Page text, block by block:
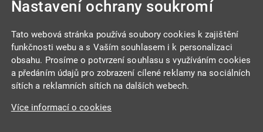
INTEGRA CENTRUM s.r.o.
Jabloňová 662/7
Nastavení ochrany soukromí
Tato webová stránka používá soubory cookies k zajištění
funkčnosti webu a s Vaším souhlasem i k personalizaci
obsahu. Prosíme o potvrzení souhlasu s využíváním cookies
a předáním údajů pro zobrazení cílené reklamy na sociálních
sítích a reklamních sítích na dalších webech.
Více informací o cookies